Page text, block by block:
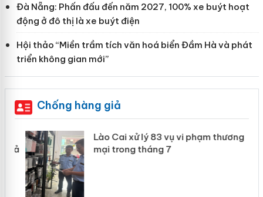
Đà Nẵng: Phấn đấu đến năm 2027, 100% xe buýt hoạt
động ở đô thị là xe buýt điện
Hội thảo “Miền trầm tích văn hoá biển Đầm Hà và phát
triển không gian mới”
Chống hàng giả
Lào Cai xử lý 83 vụ vi phạm thương
mại trong tháng 7